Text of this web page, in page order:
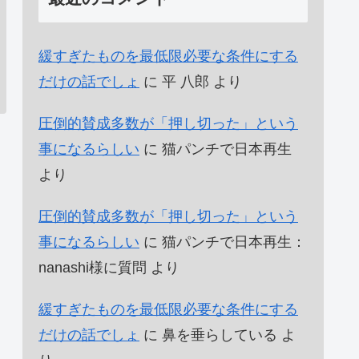
緩すぎたものを最低限必要な条件にする
だけの話でしょ に 平 八郎 より
圧倒的賛成多数が「押し切った」という
事になるらしい に 猫パンチで日本再生
より
圧倒的賛成多数が「押し切った」という
事になるらしい に 猫パンチで日本再生：
nanashi様に質問 より
緩すぎたものを最低限必要な条件にする
だけの話でしょ に 鼻を垂らしている よ